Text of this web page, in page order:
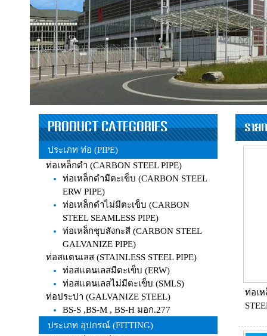
PRODUCT CATEGORIES
ประเภท ท่อ (PIPE)
ท่อเหล็กดำ (CARBON STEEL PIPE)
ท่อเหล็กดำมีตะเข็บ (CARBON STEEL
ERW PIPE)
ท่อเหล็กดำไม่มีตะเข็บ (CARBON
STEEL SEAMLESS PIPE)
ท่อเหล็กชุบสังกะสี (CARBON STEEL
GALVANIZE PIPE)
ท่อสแตนเลส (STAINLESS STEEL PIPE)
ท่อสแตนเลสมีตะเข็บ (ERW)
ท่อสแตนเลสไม่มีตะเข็บ (SMLS)
ท่อประปา (GALVANIZE STEEL)
BS-S ,BS-M , BS-H มอก.277
ประเภท อุปกรณ์ (FITTING)
ราย
ท่อเ